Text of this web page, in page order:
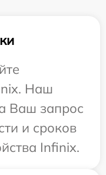
Наш
Ваш запрос
и сроков
Infinix.